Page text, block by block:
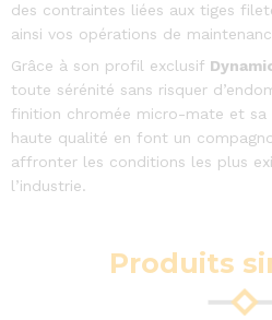
des contraintes liées aux tiges
ainsi vos opérations de
Grâce à son profil exclusif
toute sérénité sans risquer
finition chromée micro-mate et sa
haute qualité en font un
affronter les conditions les plus
l’industrie.
Produits